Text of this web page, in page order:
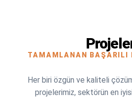
TAMAMLANAN BAŞARILI
Her biri özgün ve kaliteli
projelerimiz, sektörün en